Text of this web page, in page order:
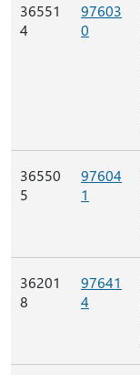
36551
4
97603
0
36550
5
97604
1
36201
8
97641
4